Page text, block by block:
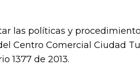
las políticas y
Centro Comercial Ciudad
1377 de 2013.